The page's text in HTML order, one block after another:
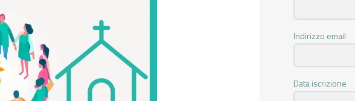
Indirizzo email
Data iscrizione